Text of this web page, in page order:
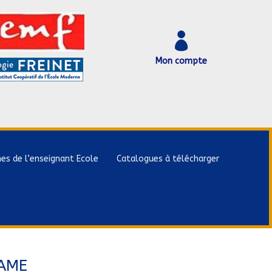

Mon compte
de l’enseignant Ecole Catalogues à télécharger